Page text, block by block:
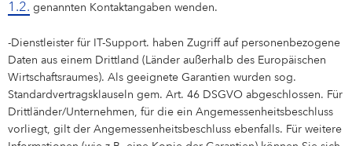
1.2. genannten Kontaktangaben wenden.
-Dienstleister für IT-Support. haben Zugriff auf personenbezogene
Daten aus einem Drittland (Länder außerhalb des Europäischen
Wirtschaftsraumes). Als geeignete Garantien wurden sog.
Standardvertragsklauseln gem. Art. 46 DSGVO abgeschlossen. Für
Drittländer/Unternehmen, für die ein Angemessenheitsbeschluss
vorliegt, gilt der Angemessenheitsbeschluss ebenfalls. Für weitere